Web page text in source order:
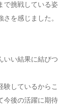
で挑戦している姿
を感じました。
いい結果に結びつ
験しているからこ
今後の活躍に期待